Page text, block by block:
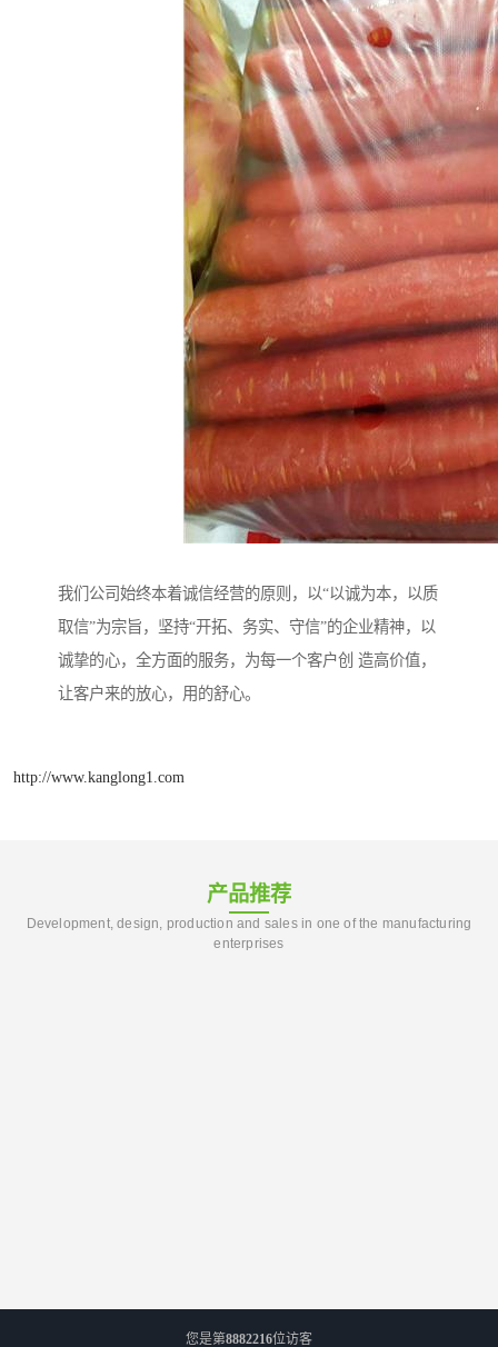
我们公司始终本着诚信经营的原则，以“以诚为本，以质
取信”为宗旨，坚持“开拓、务实、守信”的企业精神，以
诚挚的心，全方面的服务，为每一个客户创 造高价值，
让客户来的放心，用的舒心。
http://www.kanglong1.com
产品推荐
Development, design, production and sales in one of the manufacturing
enterprises
您是第8882216位访客